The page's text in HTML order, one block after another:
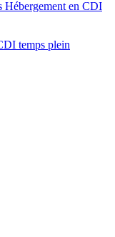
Hébergement en CDI
temps plein